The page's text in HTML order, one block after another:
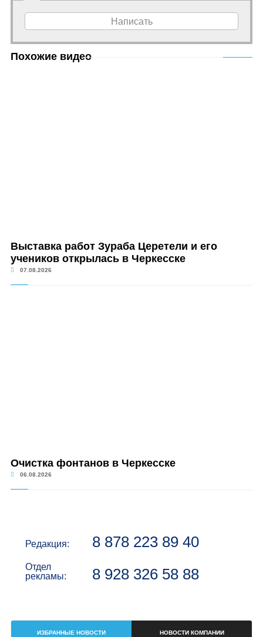
Написать
Похожие видео
Выставка работ Зураба Церетели и его
учеников открылась в Черкесске
07.08.2026
Очистка фонтанов в Черкесске
06.08.2026
Редакция: 8 878 223 89 40
Отдел
рекламы:
8 928 326 58 88
ИЗБРАННЫЕ НОВОСТИ НОВОСТИ КОМПАНИИ